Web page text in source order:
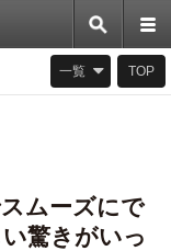
一覧 TOP
ムーズにで
驚きがいっ